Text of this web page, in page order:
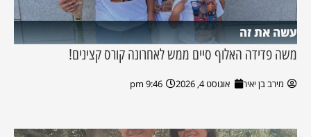
עשה את זה
משה פדידה האלוף סיים ממש לאחרונה קורס קצינים!
מירב בן יאיר אוגוסט 4, 2026 9:46 pm